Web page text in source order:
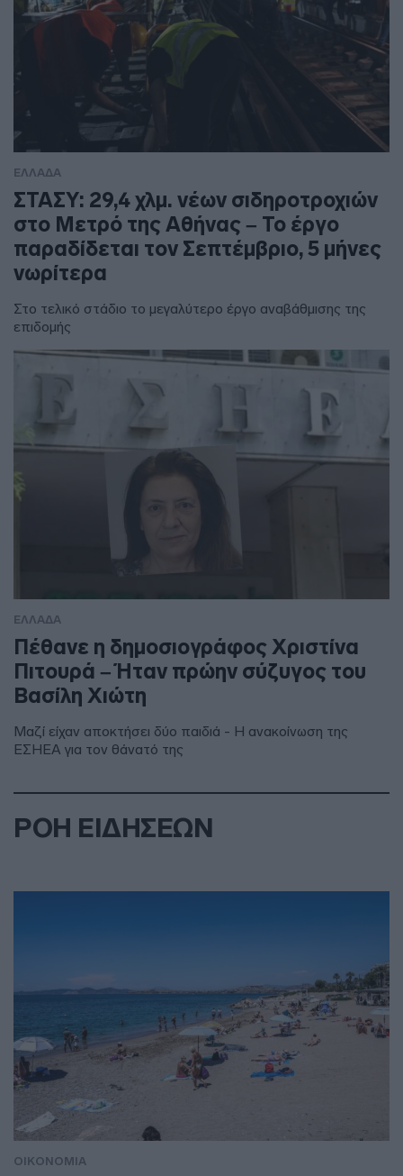
ΕΛΛΑΔΑ
ΣΤΑΣΥ: 29,4 χλμ. νέων σιδηροτροχιών
στο Μετρό της Αθήνας – Το έργο
παραδίδεται τον Σεπτέμβριο, 5 μήνες
νωρίτερα
Στο τελικό στάδιο το μεγαλύτερο έργο αναβάθμισης της
επιδομής
ΕΛΛΑΔΑ
Πέθανε η δημοσιογράφος Χριστίνα
Πιτουρά – Ήταν πρώην σύζυγος του
Βασίλη Χιώτη
Μαζί είχαν αποκτήσει δύο παιδιά - Η ανακοίνωση της
ΕΣΗΕΑ για τον θάνατό της
ΡΟΗ ΕΙΔΗΣΕΩΝ
ΟΙΚΟΝΟΜΙΑ